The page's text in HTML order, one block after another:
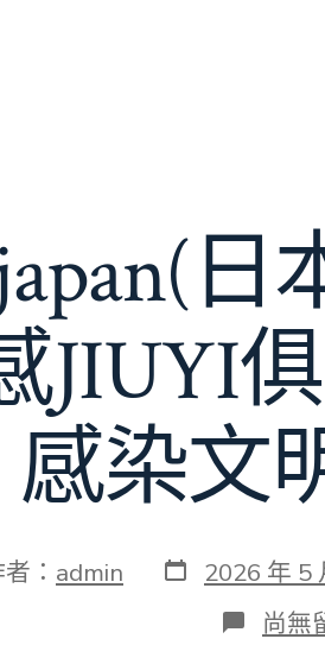
日
JIUYI
感染文
： admin 發
表
2026 年 5
在
〈帶
尚無